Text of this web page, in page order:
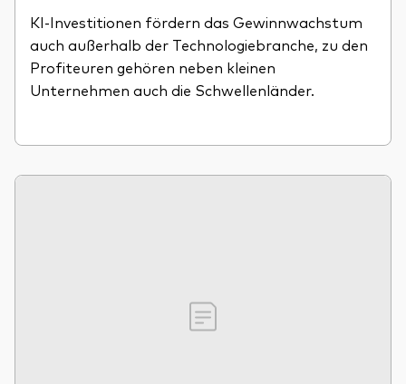
KI-Investitionen fördern das Gewinnwachstum
auch außerhalb der Technologiebranche, zu den
Profiteuren gehören neben kleinen
Unternehmen auch die Schwellenländer.